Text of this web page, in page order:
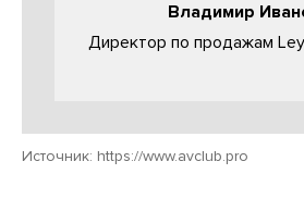
Владимир
Директор по продажам
Источник: https://www.avclub.pro